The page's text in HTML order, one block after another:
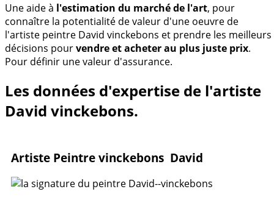
Une aide à l'estimation du marché de l'art, pour
connaître la potentialité de valeur d'une oeuvre de
l'artiste peintre David vinckebons et prendre les meilleurs
décisions pourvendre et acheter au plus juste prix.
Pour définir une valeur d'assurance.
Les données d'expertise de l'artiste
David vinckebons.
Artiste Peintre vinckebons David